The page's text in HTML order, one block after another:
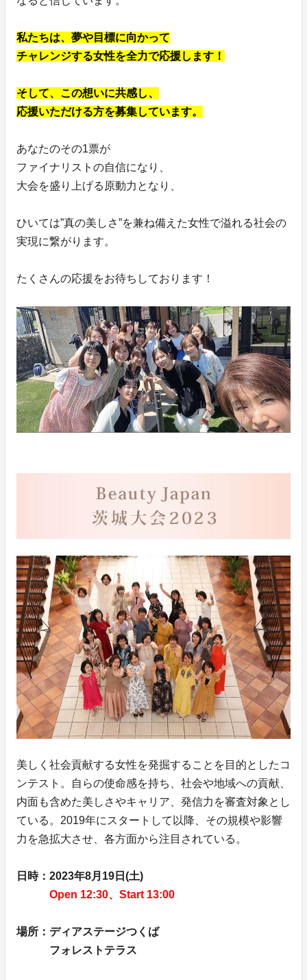
私たちは、夢や目標に向かって
チャレンジする女性を全力で応援します！
そして、この想いに共感し、
応援いただける方を募集しています。
あなたのその1票が
ファイナリストの自信になり、
大会を盛り上げる原動力となり、
ひいては”真の美しさ”を兼ね備えた女性で溢れる社会の
実現に繋がります。
たくさんの応援をお待ちしております！
美しく社会貢献する女性を発掘することを目的としたコ
ンテスト。自らの使命感を持ち、社会や地域への貢献、
内面も含めた美しさやキャリア、発信力を審査対象とし
ている。2019年にスタートして以降、その規模や影響
力を急拡大させ、各方面から注目されている。
日時：2023年8月19日(土)
Open 12:30、Start 13:00
場所：ディアステージつくば
フォレストテラス